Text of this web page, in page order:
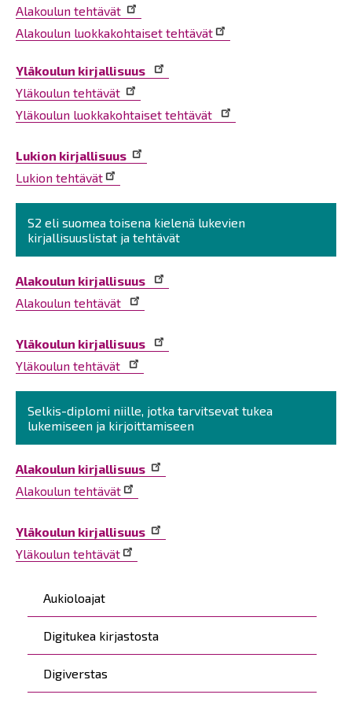
Päävalikko
Aukioloajat
Digitukea kirjastosta
Digiverstas
Alakoulun tehtävät
Alakoulun luokkakohtaiset tehtävät
Yläkoulun kirjallisuus
Yläkoulun tehtävät
Yläkoulun luokkakohtaiset tehtävät
Lukion kirjallisuus
Lukion tehtävät
S2 eli suomea toisena kielenä lukevien
kirjallisuuslistat ja tehtävät
Alakoulun kirjallisuus
Alakoulun tehtävät
Yläkoulun kirjallisuus
Yläkoulun tehtävät
Selkis-diplomi niille, jotka tarvitsevat tukea
lukemiseen ja kirjoittamiseen
Alakoulun kirjallisuus
Alakoulun tehtävät
Yläkoulun kirjallisuus
Yläkoulun tehtävät